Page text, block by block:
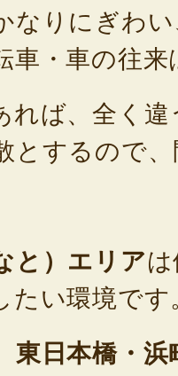
なりにぎわ
車・車の往
れば、全く
とするので
と）エリア
たい環境です
東日本橋・